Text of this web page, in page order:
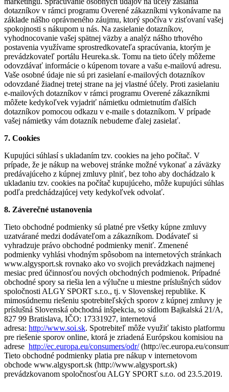
dotazníkov v rámci programu Overené zákazníkmi vykonávame na
základe nášho oprávneného záujmu, ktorý spočíva v zisťovaní vašej
spokojnosti s nákupom u nás. Na zasielanie dotazníkov,
vyhodnocovanie vašej spätnej väzby a analýz nášho trhového
postavenia využívame sprostredkovateľa spracúvania, ktorým je
prevádzkovateľ portálu Heureka.sk. Tomu na tieto účely môžeme
odovzdávať informácie o kúpenom tovare a vašu e-mailovú adresu.
Vaše osobné údaje nie sú pri zasielaní e-mailových dotazníkov
odovzdané žiadnej tretej strane na jej vlastné účely. Proti zasielaniu
e-mailových dotazníkov v rámci programu Overené zákazníkmi
môžete kedykoľvek vyjadriť námietku odmietnutím ďalších
dotazníkov pomocou odkazu v e-maile s dotazníkom. V prípade
vašej námietky vám dotazník nebudeme ďalej zasielať.
7. Cookies
Kupujúci súhlasí s ukladaním tzv. cookies na jeho počítač. V
prípade, že je nákup na webovej stránke možné vykonať a záväzky
predávajúceho z kúpnej zmluvy plniť, bez toho aby dochádzalo k
ukladaniu tzv. cookies na počítač kupujúceho, môže kupujúci súhlas
podľa predchádzajúcej vety kedykoľvek odvolať.
8. Záverečné ustanovenia
Tieto obchodné podmienky sú platné pre všetky kúpne zmluvy
uzatvárané medzi dodávateľom a zákazníkom. Dodávateľ si
vyhradzuje právo obchodné podmienky meniť. Zmenené
podmienky vyhlási vhodným spôsobom na internetových stránkach
www.algysport.sk rovnako ako vo svojich prevádzkach najmenej
mesiac pred účinnosťou nových obchodných podmienok. Prípadné
obchodné spory sa riešia len a výlučne u miestne príslušných súdov
spoločnosti ALGY SPORT s.r.o., tj. v Slovenskej republike. K
mimosúdnemu riešeniu spotrebiteľských sporov z kúpnej zmluvy je
príslušná Slovenská obchodná inšpekcia, so sídlom Bajkalská 21/A,
827 99 Bratislava, IČO: 17331927, internetová
adresa: http://www.soi.sk. Spotrebiteľ môže využiť takisto platformu
pre riešenie sporov online, ktorá je zriadená Európskou komisiou na
adrese http://ec.europa.eu/consumers/odr/(http://ec.europa.eu/
Tieto obchodné podmienky platia pre nákup v internetovom
obchode www.algysport.sk (http://www.algysport.sk)
prevádzkovanom spoločnosťou ALGY SPORT s.r.o. od 23.5.2019.